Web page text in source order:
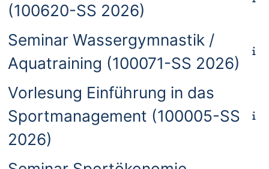
(100620-SS 2026)
Seminar Wassergymnastik /
Aquatraining (100071-SS 2026)
Vorlesung Einführung in das
Sportmanagement (100005-SS
2026)